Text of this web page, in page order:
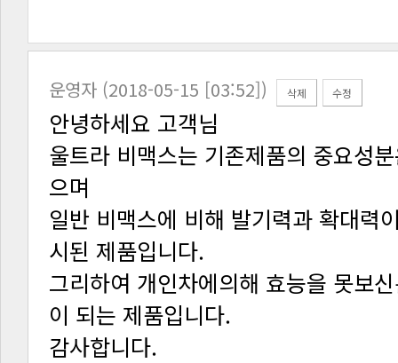
운영자 (2018-05-15 [03:52]) 삭제 수정
안녕하세요 고객님
으며
시된 제품입니다.
이 되는 제품입니다.
감사합니다.